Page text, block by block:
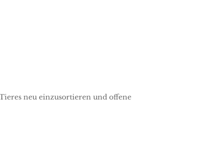
neu einzusortieren und offene